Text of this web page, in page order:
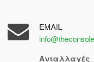
EMAIL
Ανταλλαγές